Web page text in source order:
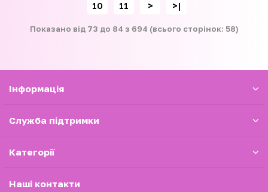
10 11 > >|
Показано від 73 до 84 з 694 (всього сторінок: 58)
Iнформація
Служба підтримки
Категорії
Наші контакти